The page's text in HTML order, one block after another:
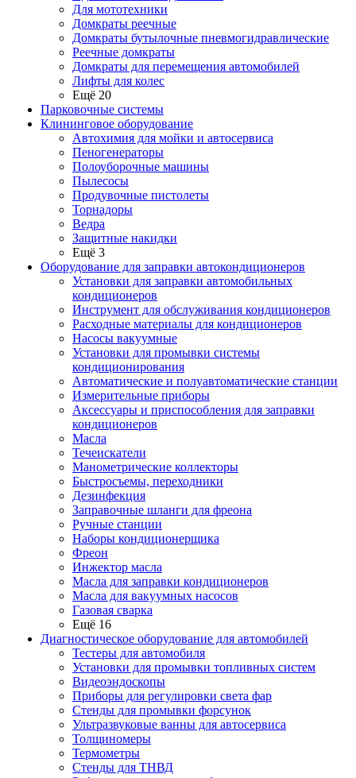
Для мототехники
Домкраты реечные
Домкраты бутылочные пневмогидравлические
Реечные домкраты
Домкраты для перемещения автомобилей
Лифты для колес
Ещё 20
Парковочные системы
Клининговое оборудование
Автохимия для мойки и автосервиса
Пеногенераторы
Полоуборочные машины
Пылесосы
Продувочные пистолеты
Торнадоры
Ведра
Защитные накидки
Ещё 3
Оборудование для заправки автокондиционеров
Установки для заправки автомобильных
кондиционеров
Инструмент для обслуживания кондиционеров
Расходные материалы для кондиционеров
Насосы вакуумные
Установки для промывки системы
кондиционирования
Автоматические и полуавтоматические станции
Измерительные приборы
Аксессуары и приспособления для заправки
кондиционеров
Масла
Течеискатели
Манометрические коллекторы
Быстросъемы, переходники
Дезинфекция
Заправочные шланги для фреона
Ручные станции
Наборы кондиционерщика
Фреон
Инжектор масла
Масла для заправки кондиционеров
Масла для вакуумных насосов
Газовая сварка
Ещё 16
Диагностическое оборудование для автомобилей
Тестеры для автомобиля
Установки для промывки топливных систем
Видеоэндоскопы
Приборы для регулировки света фар
Стенды для промывки форсунок
Ультразвуковые ванны для автосервиса
Толщиномеры
Термометры
Стенды для ТНВД